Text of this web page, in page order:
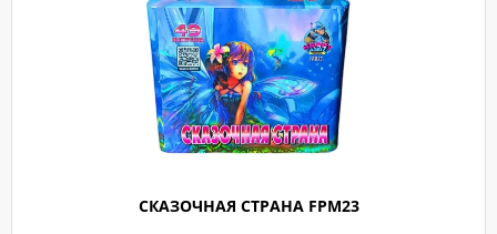
СКАЗОЧНАЯ СТРАНА FPM23